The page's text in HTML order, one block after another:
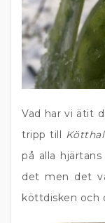
Vad har vi ätit
tripp till
på alla
det men det
köttdisken och